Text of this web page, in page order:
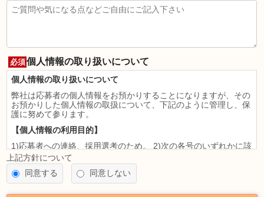
必須個人情報の取り扱いについて
個人情報の取り扱いについて
弊社は応募者の個人情報をお預かりすることになりますが、その
お預かりした個人情報の取扱について、下記のように管理し、保
護に努めて参ります。
【個人情報の利用目的】
1)応募者への連絡、採用選考のため。 2)次の各号のいずれかに該
当すると認められる場合には、利用目的の達成に必要な範囲を超
えて個人情報を利用することがあります。
法令に基づく場合
上記方針について
同意する
同意しない